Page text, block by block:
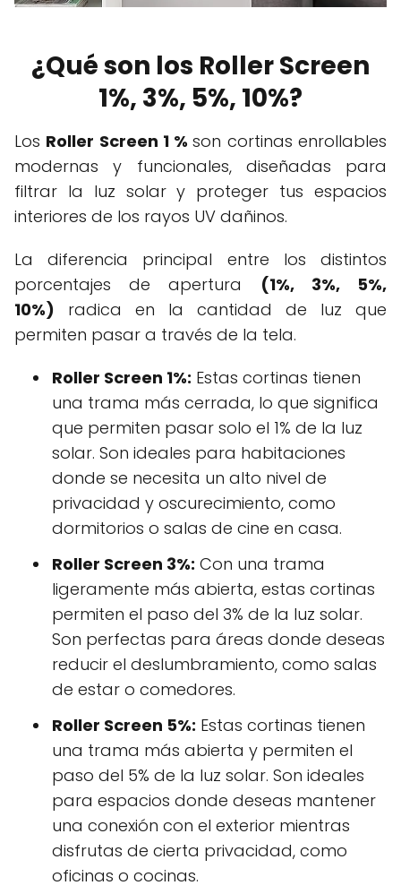
¿Qué son los Roller Screen
1%, 3%, 5%, 10%?
Los Roller Screen 1 %son cortinas enrollables
modernas y funcionales, diseñadas para
filtrar la luz solar y proteger tus espacios
interiores de los rayos UV dañinos.
La diferencia principal entre los distintos
porcentajes de apertura (1%, 3%, 5%,
10%) radica en la cantidad de luz que
permiten pasar a través de la tela.
Roller Screen 1%: Estas cortinas tienen
una trama más cerrada, lo que significa
que permiten pasar solo el 1% de la luz
solar. Son ideales para habitaciones
donde se necesita un alto nivel de
privacidad y oscurecimiento, como
dormitorios o salas de cine en casa.
Roller Screen 3%: Con una trama
ligeramente más abierta, estas cortinas
permiten el paso del 3% de la luz solar.
Son perfectas para áreas donde deseas
reducir el deslumbramiento, como salas
de estar o comedores.
Roller Screen 5%: Estas cortinas tienen
una trama más abierta y permiten el
paso del 5% de la luz solar. Son ideales
para espacios donde deseas mantener
una conexión con el exterior mientras
disfrutas de cierta privacidad, como
oficinas o cocinas.